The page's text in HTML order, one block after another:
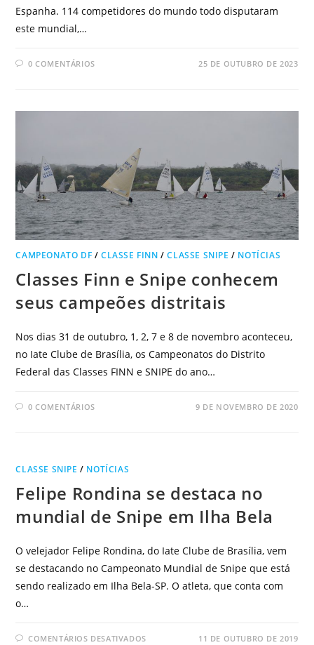
Espanha. 114 competidores do mundo todo disputaram
este mundial,…
0 COMENTÁRIOS 25 DE OUTUBRO DE 2023
CAMPEONATO DF /CLASSE FINN /CLASSE SNIPE / NOTÍCIAS
Classes Finn e Snipe conhecem
seus campeões distritais
Nos dias 31 de outubro, 1, 2, 7 e 8 de novembro aconteceu,
no Iate Clube de Brasília, os Campeonatos do Distrito
Federal das Classes FINN e SNIPE do ano…
0 COMENTÁRIOS 9 DE NOVEMBRO DE 2020
CLASSE SNIPE / NOTÍCIAS
Felipe Rondina se destaca no
mundial de Snipe em Ilha Bela
O velejador Felipe Rondina, do Iate Clube de Brasília, vem
se destacando no Campeonato Mundial de Snipe que está
sendo realizado em Ilha Bela-SP. O atleta, que conta com
o…
COMENTÁRIOS DESATIVADOS 11 DE OUTUBRO DE 2019